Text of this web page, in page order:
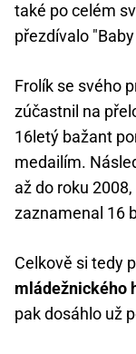
také po celém
přezdívalo
Frolík se svého
zúčastnil na
16letý bažant
medailím.
až do roku
zaznamenal 16
Celkově si tedy
mládežnického
pak dosáhlo už